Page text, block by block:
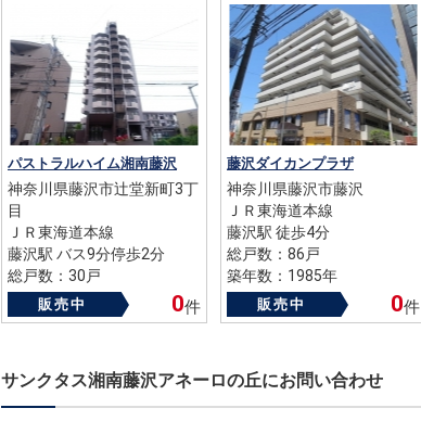
パストラルハイム湘南藤沢
神奈川県藤沢市辻堂新町3丁
目
ＪＲ東海道本線
藤沢駅 バス9分停歩2分
総戸数：30戸
築年数：1997年
販売中 0件
藤沢ダイカンプラザ
神奈川県藤沢市藤沢
ＪＲ東海道本線
藤沢駅 徒歩4分
総戸数：86戸
築年数：1985年
販売中 0件
サンクタス湘南藤沢アネーロの丘にお問い合わせ